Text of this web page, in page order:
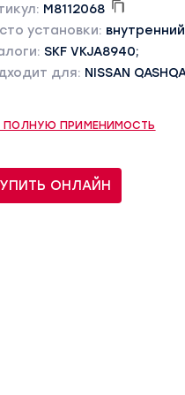
M8112068
установки:
SKF VKJA8940;
для: NISSAN
ПОЛНУЮ ПРИМЕНИМОСТЬ
ОНЛАЙН